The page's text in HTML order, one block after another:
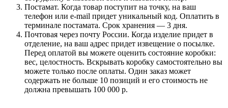
Постамат. Когда товар поступит на точку, на ваш
телефон или e-mail придет уникальный код. Оплатить в
терминале постамата. Срок хранения — 3 дня.
Почтовая через почту России. Когда изделие придет в
отделение, на ваш адрес придет извещение о посылке.
Перед оплатой вы можете оценить состояние коробки:
вес, целостность. Вскрывать коробку самостоятельно вы
можете только после оплаты. Один заказ может
содержать не больше 10 позиций и его стоимость не
должна превышать 100 000 р.